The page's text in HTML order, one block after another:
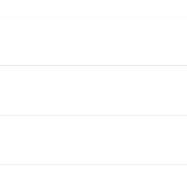
指尖无双手游